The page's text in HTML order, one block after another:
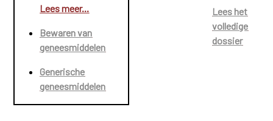
Lees meer...
Bewaren van
geneesmiddelen
Generische
geneesmiddelen
Lees het
volledige
dossier